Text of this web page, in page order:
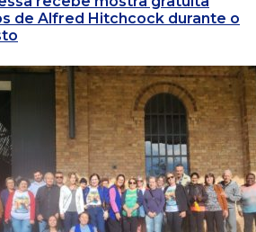
de Alfred Hitchcock durante o